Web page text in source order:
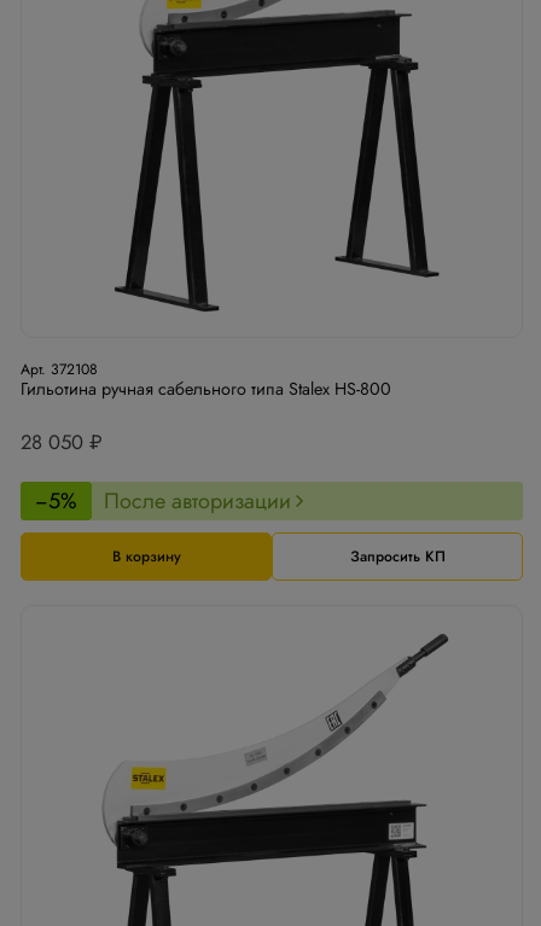
Арт. 372108
Гильотина ручная сабельного типа Stalex HS-800
28 050 ₽
−5% После авторизации
В корзину Запросить КП